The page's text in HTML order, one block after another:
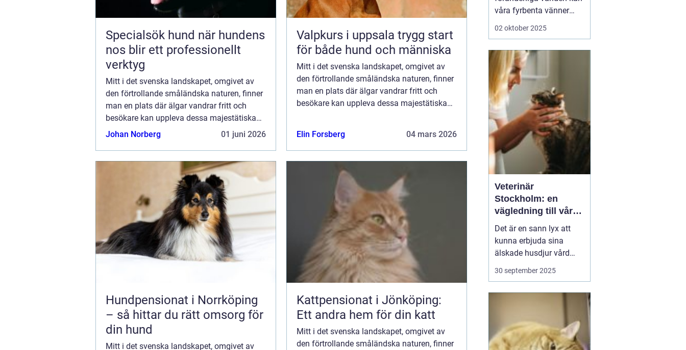
Specialsök hund när hundens
nos blir ett professionellt
verktyg
Mitt i det svenska landskapet, omgivet av
den förtrollande småländska naturen, finner
man en plats där älgar vandrar fritt och
besökare kan uppleva dessa majestätiska
varelser på nära håll. Denna p...
Johan Norberg 01 juni 2026
Valpkurs i uppsala trygg start
för både hund och människa
Mitt i det svenska landskapet, omgivet av
den förtrollande småländska naturen, finner
man en plats där älgar vandrar fritt och
besökare kan uppleva dessa majestätiska
Elin Forsberg
04 mars 2026
Hundpensionat i Norrköping
– så hittar du rätt omsorg för
din hund
Mitt i det svenska landskapet, omgivet av
Kattpensionat i Jönköping:
Ett andra hem för din katt
Mitt i det svenska landskapet, omgivet av
den förtrollande småländska naturen, finner
våra fyrbenta vänner
uppleva att livet blir
mänskliga problem;
många hundägare kan
intyga att d...
02 oktober 2025
Veterinär
Stockholm: en
vägledning till vård i
hemmiljö
Det är en sann lyx att
kunna erbjuda sina
älskade husdjur vård
direkt i hemmet. I
storstaden, där tiden
professionell veterinär
en högst v&aum...
30 september 2025